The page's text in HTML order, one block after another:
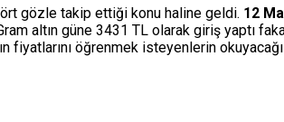
gözle takip ettiği konu haline geldi. 12
altın güne 3431 TL olarak giriş yaptı
fiyatlarını öğrenmek isteyenlerin